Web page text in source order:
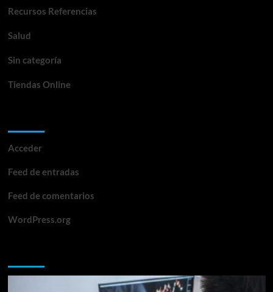
Recursos Referencias
Salud
Sin categoría
Tiendas Online
Acceder
Feed de entradas
Feed de comentarios
WordPress.org